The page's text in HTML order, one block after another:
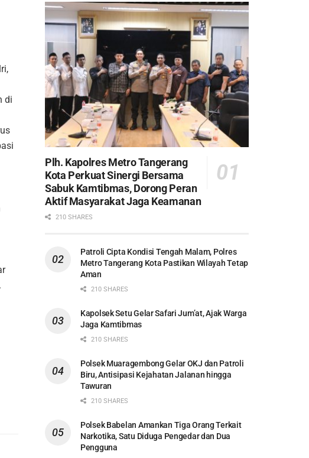
di
Plh. Kapolres Metro Tangerang
Kota Perkuat Sinergi Bersama
Sabuk Kamtibmas, Dorong Peran
Aktif Masyarakat Jaga Keamanan
210 SHARES
Patroli Cipta Kondisi Tengah Malam, Polres
Metro Tangerang Kota Pastikan Wilayah Tetap
Aman
210 SHARES
Kapolsek Setu Gelar Safari Jum’at, Ajak Warga
Jaga Kamtibmas
210 SHARES
Polsek Muaragembong Gelar OKJ dan Patroli
Biru, Antisipasi Kejahatan Jalanan hingga
Tawuran
210 SHARES
Polsek Babelan Amankan Tiga Orang Terkait
Narkotika, Satu Diduga Pengedar dan Dua
Pengguna